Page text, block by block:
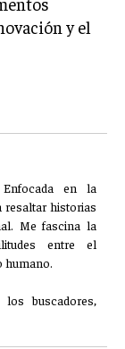
y el
en la
resaltar historias
Me fascina la
entre el
humano.
buscadores,